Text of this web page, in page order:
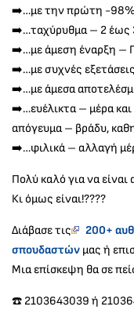
➡️…με την πρώτη -98%
➡️…ταχύρυθμα – 2 έως
➡️…με άμεση έναρξη –
➡️…με συχνές
➡️…με άμεσα
➡️…ευέλικτα – μέρα
απόγευμα – βράδυ,
➡️…φιλικά – αλλαγή
Πολύ καλό για να είναι
Κι όμως είναι!????
Διάβασε τις
200+
σπουδαστών μας ή
Μια επίσκεψη θα σε
☎️ 2103643039 ή